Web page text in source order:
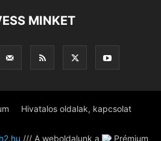
MINKET
Hivatalos oldalak, kapcsolat
/// A weboldalunk a Prémium